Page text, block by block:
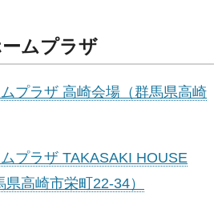
ムプラザ
ムプラザ 高崎会場（群馬県高崎
プラザ TAKASAKI HOUSE
高崎市栄町22-34）